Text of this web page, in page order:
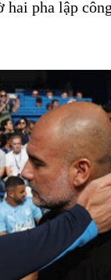
hai pha lập